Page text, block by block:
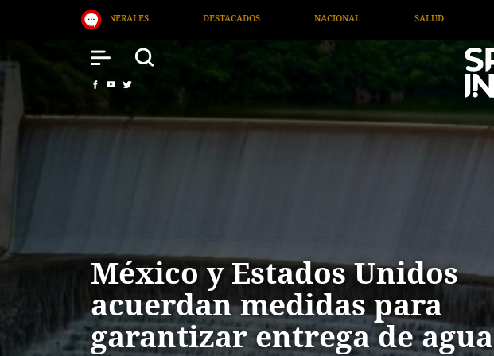
NACIONAL INTERNACIONAL TV MIGRANTE INFORMA
México y Estados Unidos
acuerdan medidas para
garantizar entrega de agua